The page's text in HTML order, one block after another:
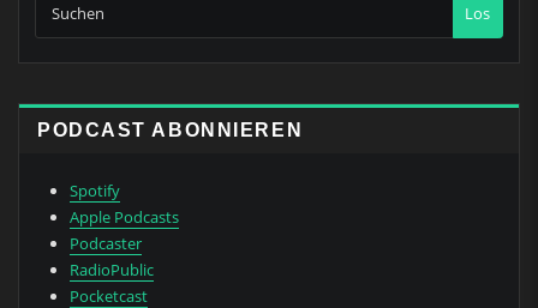
Los
PODCAST ABONNIEREN
Spotify
Apple Podcasts
Podcaster
RadioPublic
Pocketcast